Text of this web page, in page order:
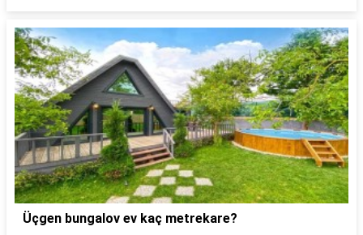
Üçgen bungalov ev kaç metrekare?